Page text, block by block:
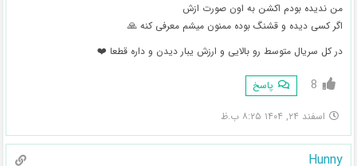
من ندیده بودم اکشن به اون صورت ازش
اگر کسی دیده و قشنگ بوده ممنون میشم معرفی کنه 🙏
در کل سریال متوسط رو بالایی و ارزش یبار دیدن و داره قطعا ❤️
8 پاسخ
اسفند ۲۴, ۱۴۰۴ ۸:۲۵ ب.ظ
Hunny